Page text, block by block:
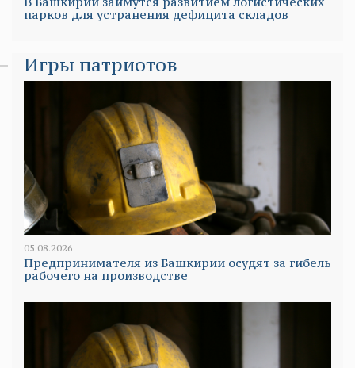
парков для устранения дефицита складов
Игры патриотов
05.08.2026
Предпринимателя из Башкирии осудят за гибель
рабочего на производстве